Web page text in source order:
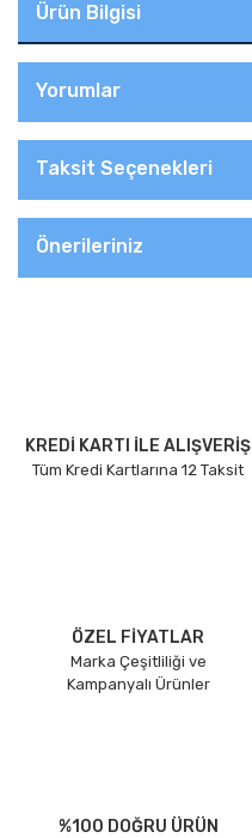
Ürün Bilgisi
Yorumlar
Taksit Seçenekleri
Önerileriniz
KREDİ KARTI İLE ALIŞVERİŞ
Tüm Kredi Kartlarına 12 Taksit
ÖZEL FİYATLAR
Marka Çeşitliliği ve
Kampanyalı Ürünler
%100 DOĞRU ÜRÜN